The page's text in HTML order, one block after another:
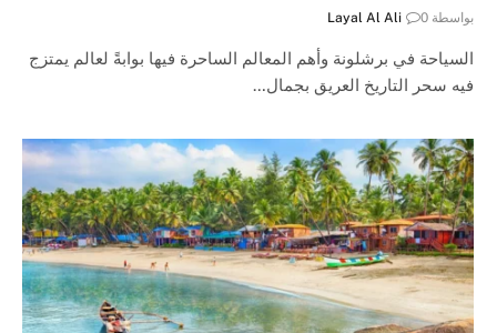
بواسطة Layal Al Ali 0
السياحة في برشلونة وأهم المعالم الساحرة فيها بوابةً لعالم يمتزج
فيه سحر التاريخ العريق بجمال…